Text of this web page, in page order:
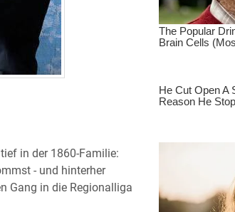
in der 1860-Familie:
- und hinterher
Gang in die Regionalliga